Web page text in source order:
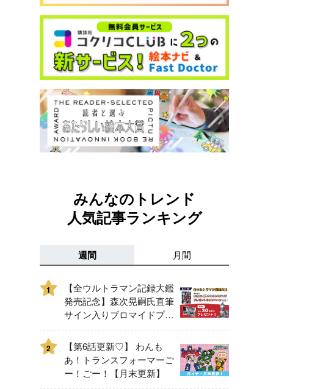
みんなのトレンド
人気記事ランキング
週間 月間
1
【全ウルトラマン記録大鑑
発売記念】森次晃嗣氏直筆
サイン入りブロマイドプレ
ゼントキャンペーン開催！
2
【第6話更新♡】 わんも
あ！トランスフォーマーご
ー！ごー！【月末更新】